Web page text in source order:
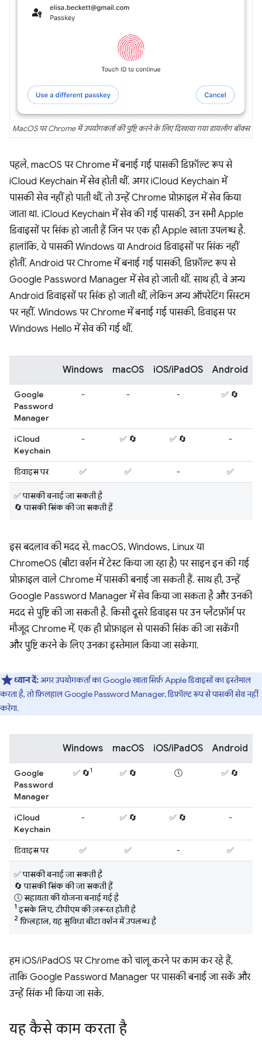
MacOS पर Chrome में उपयोगकर्ता की पुष्टि करने के लिए दिखाया गया डायलॉग बॉक्स
पहले, macOS पर Chrome में बनाई गई पासकी डिफ़ॉल्ट रूप से
iCloud Keychain में सेव होती थीं. अगर iCloud Keychain में
पासकी सेव नहीं हो पाती थीं, तो उन्हें Chrome प्रोफ़ाइल में सेव किया
जाता था. iCloud Keychain में सेव की गई पासकी, उन सभी Apple
डिवाइसों पर सिंक हो जाती हैं जिन पर एक ही Apple खाता उपलब्ध है.
हालांकि, ये पासकी Windows या Android डिवाइसों पर सिंक नहीं
होतीं. Android पर Chrome में बनाई गई पासकी, डिफ़ॉल्ट रूप से
Google Password Manager में सेव हो जाती थीं. साथ ही, वे अन्य
Android डिवाइसों पर सिंक हो जाती थीं, लेकिन अन्य ऑपरेटिंग सिस्टम
पर नहीं. Windows पर Chrome में बनाई गई पासकी, डिवाइस पर
Windows Hello में सेव की गई थीं.
Windows macOS iOS/iPadOS Android
Google
Password
Manager
- - - ✅ 🔄
iCloud
Keychain
- ✅ 🔄 ✅ 🔄 -
डिवाइस पर ✅ ✅ - ✅
✅ पासकी बनाई जा सकती है
🔄 पासकी सिंक की जा सकती हैं
इस बदलाव की मदद से, macOS, Windows, Linux या
ChromeOS (बीटा वर्शन में टेस्ट किया जा रहा है) पर साइन इन की गई
प्रोफ़ाइल वाले Chrome में पासकी बनाई जा सकती हैं. साथ ही, उन्हें
Google Password Manager में सेव किया जा सकता है और उनकी
मदद से पुष्टि की जा सकती है. किसी दूसरे डिवाइस पर उन प्लैटफ़ॉर्म पर
मौजूद Chrome में, एक ही प्रोफ़ाइल से पासकी सिंक की जा सकेंगी
और पुष्टि करने के लिए उनका इस्तेमाल किया जा सकेगा.
ध्यान दें:अगर उपयोगकर्ता का Google खाता सिर्फ़ Apple डिवाइसों का इस्तेमाल
करता है, तो फ़िलहाल Google Password Manager, डिफ़ॉल्ट रूप से पासकी सेव नहीं
करेगा.
Windows macOS iOS/iPadOS Android
Google
Password
Manager
✅ 🔄1 ✅ 🔄 🕔 ✅ 🔄
iCloud
Keychain
- ✅ 🔄 ✅ 🔄 -
डिवाइस पर ✅ ✅ - ✅
✅ पासकी बनाई जा सकती है
🔄 पासकी सिंक की जा सकती हैं
🕔 सहायता की योजना बनाई गई है
1 इसके लिए, टीपीएम की ज़रूरत होती है
2 फ़िलहाल, यह सुविधा बीटा वर्शन में उपलब्ध है
हम iOS/iPadOS पर Chrome को चालू करने पर काम कर रहे हैं,
ताकि Google Password Manager पर पासकी बनाई जा सकें और
उन्हें सिंक भी किया जा सके.
यह कैसे काम करता है